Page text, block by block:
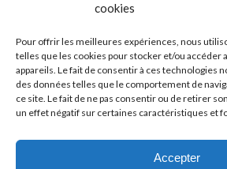
cookies
Pour offrir les meilleures expériences, nous
telles que les cookies pour stocker et/ou accéder
appareils. Le fait de consentir à ces technologies
des données telles que le comportement de
ce site. Le fait de ne pas consentir ou de retirer
un effet négatif sur certaines caractéristiques et
Accepter
DE
COMMENTAIRE
ONGLET PRÉCÉDENT
Onglet
précédent
Colloque SPORT &
déjà le
Onglet
FOOTBALL (J25 – National